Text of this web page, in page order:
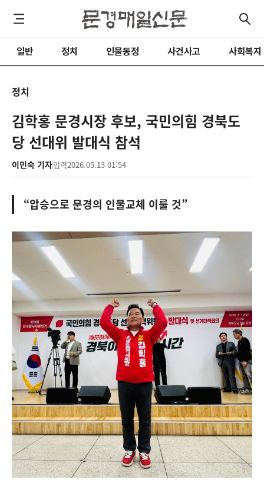
일반 정치 인물동정 사건사고 사회복지
정치
김학홍 문경시장 후보, 국민의힘 경북도
당 선대위 발대식 참석
이민숙 기자입력2026.05.13 01:54
“압승으로 문경의 인물교체 이룰 것”